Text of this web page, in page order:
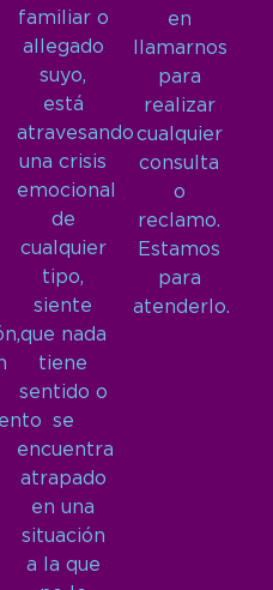
familiar o
allegado
suyo,
está
atravesando
una crisis
emocional
de
cualquier
tipo,
siente
que nada
tiene
sentido o
se
encuentra
atrapado
en una
situación
a la que
en
llamarnos
para
realizar
cualquier
consulta
o
reclamo.
Estamos
para
atenderlo.